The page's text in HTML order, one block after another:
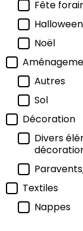
Fête
Noël
Autres
Sol
Décoration
Divers
Textiles
Nappes